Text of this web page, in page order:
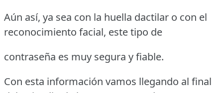
Aún así, ya sea con la huella dactilar o con el
reconocimiento facial, este tipo de
contraseña es muy segura y fiable.
Con esta información vamos llegando al final